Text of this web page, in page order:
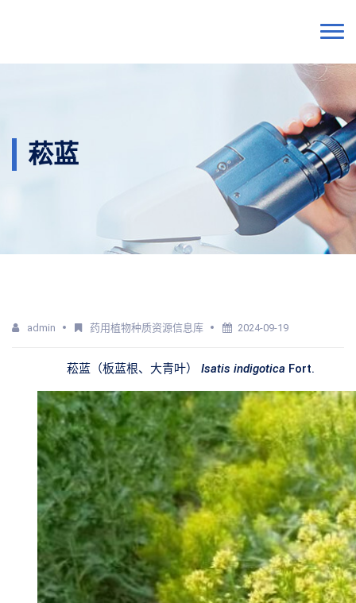
菘蓝
admin 药用植物种质资源信息库 2024-09-19
菘蓝（板蓝根、大青叶） Isatis indigotica Fort.